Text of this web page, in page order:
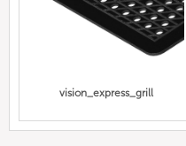
vision_express_grill